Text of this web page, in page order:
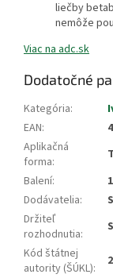
liečby
nemôže
Viac na adc.sk
Dodatočné
Kategória:
EAN:
Aplikačná
forma:
Balení:
Dodávatelia:
Držiteľ
rozhodnutia:
Kód štátnej
autority (ŠÚKL):